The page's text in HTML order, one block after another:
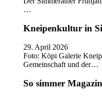
…
Kneipenkultur in
29. April 2026
Foto: Köpi Galerie
Gemeinschaft und der…
So simmer